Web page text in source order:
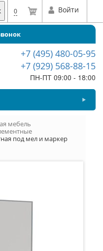
0 Войти
+7 (495) 480-05-95
+7 (929) 568-88-15
ПН-ПТ 09:00 - 18:00
мебель
под мел и маркер